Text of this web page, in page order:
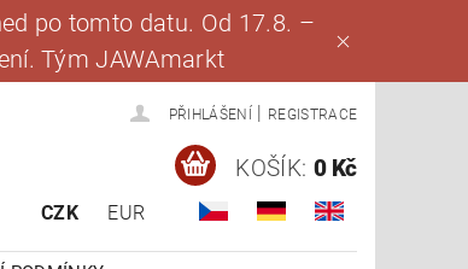
po tomto datu. Od 17.8. –
Tým JAWAmarkt
PŘIHLÁŠENÍ REGISTRACE
CZK EUR
KOŠÍK: 0 Kč